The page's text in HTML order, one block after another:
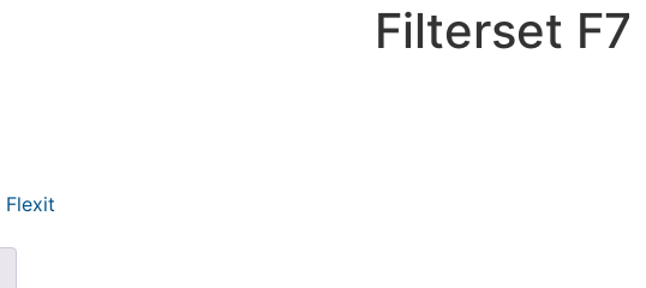
Filterset F7
Flexit